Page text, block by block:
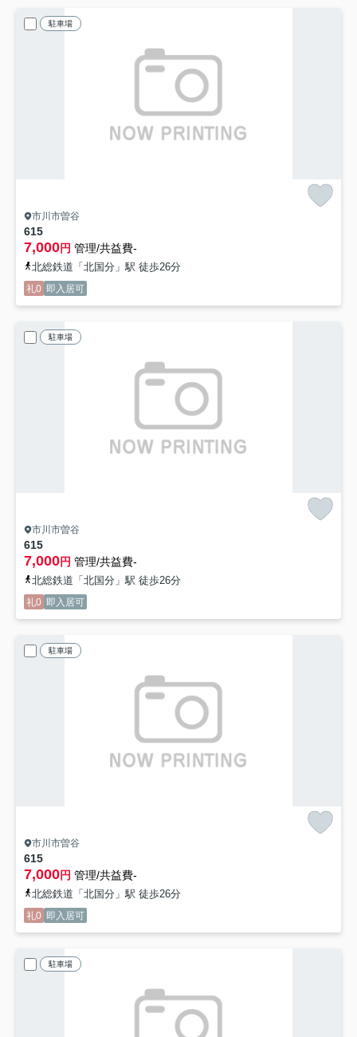
駐車場
市川市曽谷
615
7,000円 管理/共益費-
北総鉄道「北国分」駅 徒歩26分
礼0 即入居可
駐車場
市川市曽谷
615
7,000円 管理/共益費-
北総鉄道「北国分」駅 徒歩26分
礼0 即入居可
駐車場
市川市曽谷
615
7,000円 管理/共益費-
北総鉄道「北国分」駅 徒歩26分
礼0 即入居可
駐車場